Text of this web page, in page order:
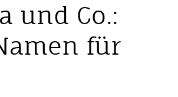
und Co.:
für